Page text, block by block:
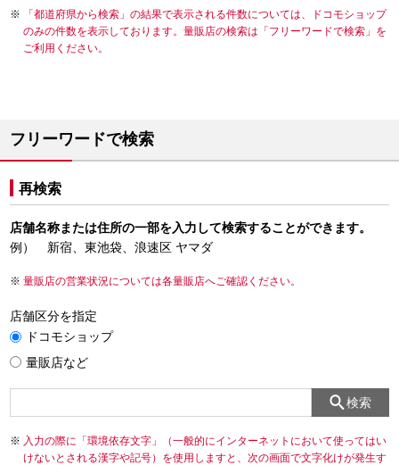
「都道府県から検索」の結果で表示される件数については、ドコモショップ
のみの件数を表示しております。量販店の検索は「フリーワードで検索」を
ご利用ください。
フリーワードで検索
再検索
店舗名称または住所の一部を入力して検索することができます。
例） 新宿、東池袋、浪速区 ヤマダ
量販店の営業状況については各量販店へご確認ください。
店舗区分を指定
ドコモショップ
量販店など
検索
入力の際に「環境依存文字」（一般的にインターネットにおいて使ってはい
けないとされる漢字や記号）を使用しますと、次の画面で文字化けが発生す